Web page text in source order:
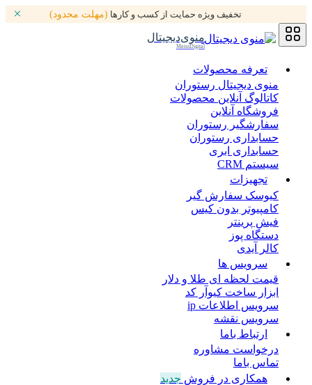
تخفیف ویژه حمایت از کسب و کارها (مهلت محدود)
منوی‌دیجیتال
MenuDigital
تعرفه محصولات
منوی دیجیتال رستوران
کاتالوگ آنلاین محصولات
فروشگاه آنلاین
سفارشگیر رستوران
حسابداری رستوران
حسابداری ابری
سیستم CRM
تجهیزات
کیوسک سفارش گیر
کامپیوتر بدون کیس
فیش پرینتر
دستگاه پوز
کالر آیدی
سرویس ها
قیمت لحظه ای طلا و دلار
ابزار ساخت کیوآر کد
سرویس اطلاعات ip
سرویس نقشه
ارتباط باما
درخواست مشاوره
تماس باما
همکاری در فروش جدید